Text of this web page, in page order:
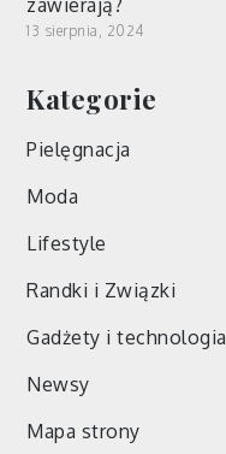
13 sierpnia, 2024
Kategorie
Pielęgnacja
Moda
Lifestyle
Randki i Związki
Gadżety i technologia
Newsy
Mapa strony